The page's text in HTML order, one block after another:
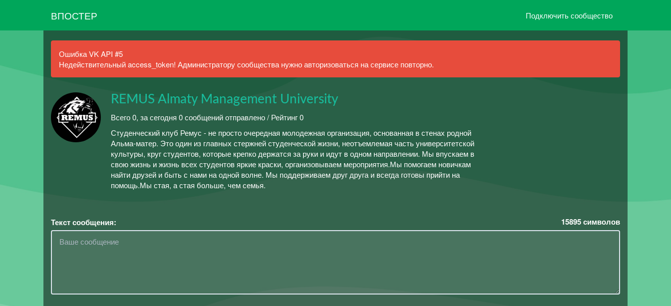
ВПОСТЕР Подключить сообщество
Ошибка VK API #5
Недействительный access_token! Администратору сообщества нужно авторизоваться на сервисе повторно.
REMUS Almaty Management University
Всего 0, за сегодня 0 сообщений отправлено / Рейтинг 0
Студенческий клуб Ремус - не просто очередная молодежная организация, основанная в стенах родной
Альма-матер. Это один из главных стержней студенческой жизни, неотъемлемая часть университетской
культуры, круг студентов, которые крепко держатся за руки и идут в одном направлении. Мы впускаем в
свою жизнь и жизнь всех студентов яркие краски, организовываем мероприятия.Мы помогаем новичкам
найти друзей и быть с нами на одной волне. Мы поддерживаем друг друга и всегда готовы прийти на
помощь.Мы стая, а стая больше, чем семья.
Текст сообщения: 15895символов